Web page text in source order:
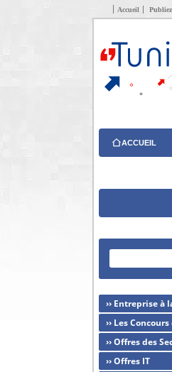
Accueil
ACCUEIL
›› Entreprise à
›› Les
›› Offres des
›› Offres IT